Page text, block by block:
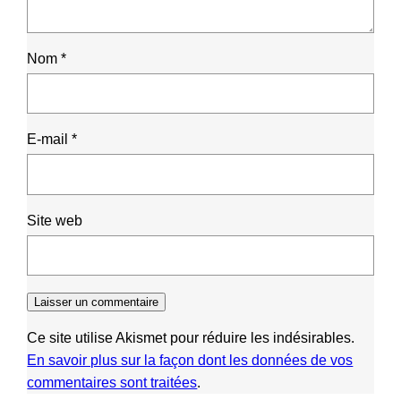
Nom*
E-mail*
Site web
Ce site utilise Akismet pour réduire les indésirables.
En savoir plus sur la façon dont les données de vos
commentaires sont traitées.